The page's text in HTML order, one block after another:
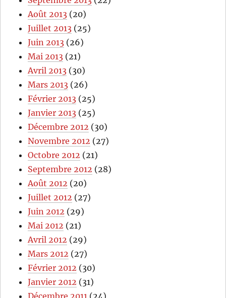
Août 2013 (20)
Juillet 2013 (25)
Juin 2013 (26)
Mai 2013 (21)
Avril 2013 (30)
Mars 2013 (26)
Février 2013 (25)
Janvier 2013 (25)
Décembre 2012 (30)
Novembre 2012 (27)
Octobre 2012 (21)
Septembre 2012 (28)
Août 2012 (20)
Juillet 2012 (27)
Juin 2012 (29)
Mai 2012 (21)
Avril 2012 (29)
Mars 2012 (27)
Février 2012 (30)
Janvier 2012 (31)
Décembre 2011 (24)